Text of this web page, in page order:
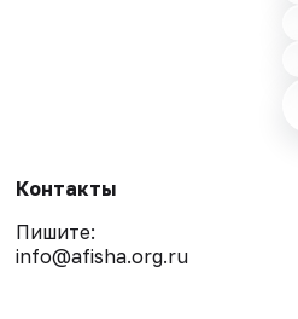
Контакты
Пишите:
info@afisha.org.ru